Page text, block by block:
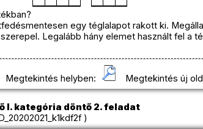
egy téglalapot rakott ki.
Legalább hány elemet használt fel a
Megtekintés helyben: Megtekintés új
I. kategória döntő 2. feladat
)